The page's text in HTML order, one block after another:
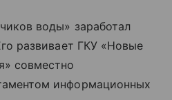
воды» заработал
развивает ГКУ «Новые
совместно
информационных